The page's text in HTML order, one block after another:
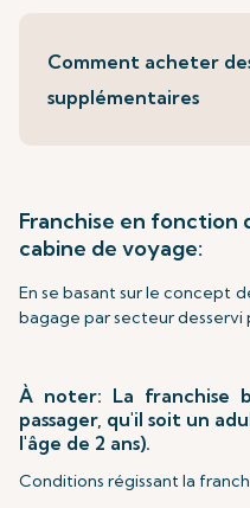
Comment acheter
supplémentaires
Franchise en fonction
cabine de voyage:
En se basant sur le concept
bagage par secteur desservi
À noter: La franchise
passager, qu'il soit un
l'âge de 2 ans).
Conditions régissant la